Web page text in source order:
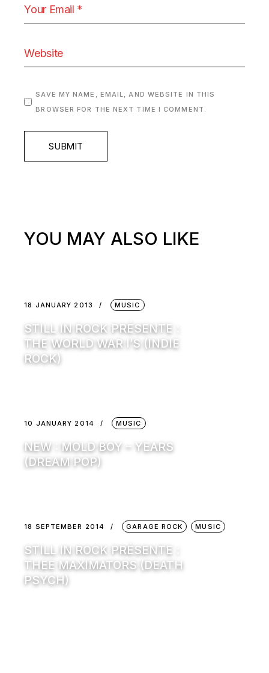
SAVE MY NAME, EMAIL, AND WEBSITE IN THIS
BROWSER FOR THE NEXT TIME I COMMENT.
SUBMIT
YOU MAY ALSO LIKE
18 JANUARY 2013 MUSIC
STILL IN ROCK PRÉSENTE :
THE WORLD WAR I’S (INDIE
ROCK)
10 JANUARY 2014 MUSIC
NEW : MOLD BOY – YEARS
(DREAM POP)
18 SEPTEMBER 2014 GARAGE ROCK MUSIC
STILL IN ROCK PRÉSENTE :
THEE MAXIMATORS (DEATH
PSYCH)